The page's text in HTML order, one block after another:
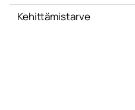
Kehittämistarve